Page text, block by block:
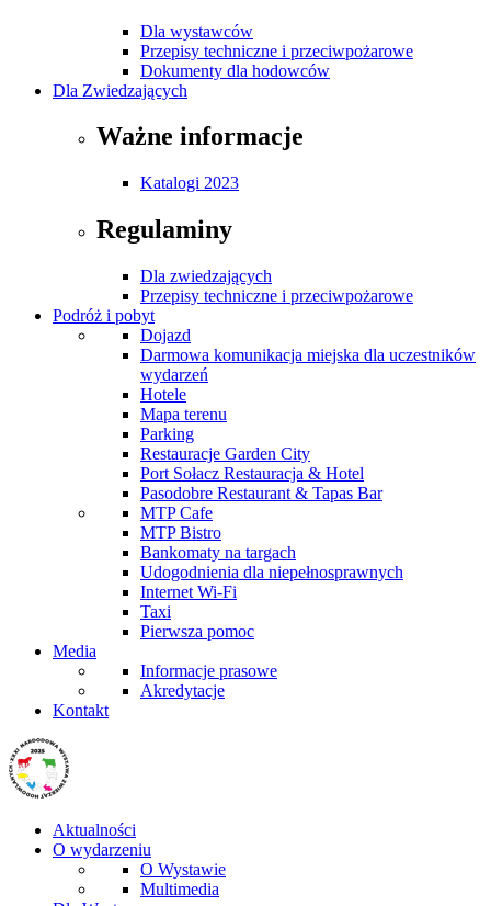
Dla wystawców
Przepisy techniczne i przeciwpożarowe
Dokumenty dla hodowców
Dla Zwiedzających
Ważne informacje
Katalogi 2023
Regulaminy
Dla zwiedzających
Przepisy techniczne i przeciwpożarowe
Podróż i pobyt
Dojazd
Darmowa komunikacja miejska dla uczestników
wydarzeń
Hotele
Mapa terenu
Parking
Restauracje Garden City
Port Sołacz Restauracja & Hotel
Pasodobre Restaurant & Tapas Bar
MTP Cafe
MTP Bistro
Bankomaty na targach
Udogodnienia dla niepełnosprawnych
Internet Wi-Fi
Taxi
Pierwsza pomoc
Media
Informacje prasowe
Akredytacje
Kontakt
Aktualności
O wydarzeniu
O Wystawie
Multimedia